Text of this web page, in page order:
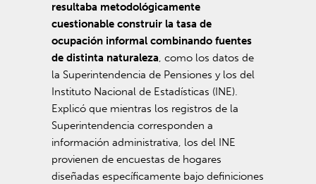
resultaba metodológicamente
cuestionable construir la tasa de
ocupación informal combinando fuentes
de distinta naturaleza, como los datos de
la Superintendencia de Pensiones y los del
Instituto Nacional de Estadísticas (INE).
Explicó que mientras los registros de la
Superintendencia corresponden a
información administrativa, los del INE
provienen de encuestas de hogares
diseñadas específicamente bajo definiciones